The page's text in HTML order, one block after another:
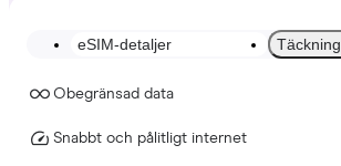
eSIM-detaljer Täckning
Obegränsad data
Snabbt och pålitligt internet